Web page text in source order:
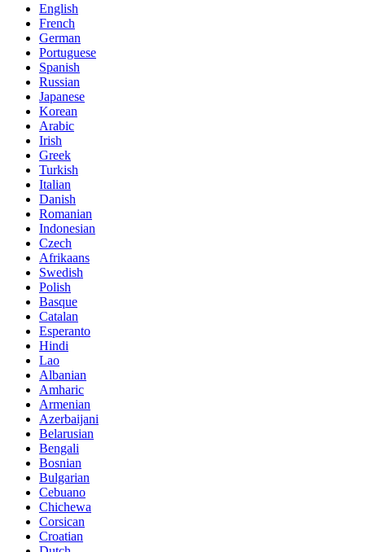
English
French
German
Portuguese
Spanish
Russian
Japanese
Korean
Arabic
Irish
Greek
Turkish
Italian
Danish
Romanian
Indonesian
Czech
Afrikaans
Swedish
Polish
Basque
Catalan
Esperanto
Hindi
Lao
Albanian
Amharic
Armenian
Azerbaijani
Belarusian
Bengali
Bosnian
Bulgarian
Cebuano
Chichewa
Corsican
Croatian